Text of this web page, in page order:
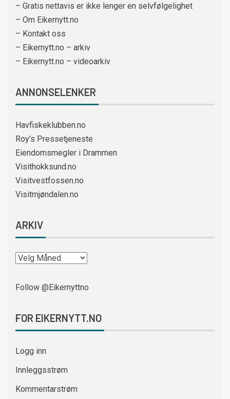
– Gratis nettavis er ikke lenger en selvfølgelighet
– Om Eikernytt.no
– Kontakt oss
– Eikernytt.no – arkiv
– Eikernytt.no – videoarkiv
ANNONSELENKER
Havfiskeklubben.no
Roy’s Pressetjeneste
Eiendomsmegler i Drammen
Visithokksund.no
Visitvestfossen.no
Visitmjøndalen.no
ARKIV
Follow @Eikernyttno
FOR EIKERNYTT.NO
Logg inn
Innleggsstrøm
Kommentarstrøm